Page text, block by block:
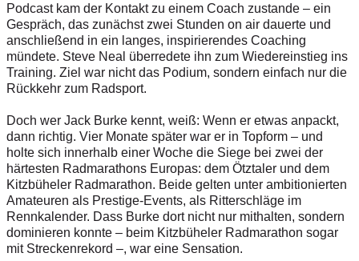
Podcast kam der Kontakt zu einem Coach zustande – ein
Gespräch, das zunächst zwei Stunden on air dauerte und
anschließend in ein langes, inspirierendes Coaching
mündete. Steve Neal überredete ihn zum Wiedereinstieg ins
Training. Ziel war nicht das Podium, sondern einfach nur die
Rückkehr zum Radsport.
Doch wer Jack Burke kennt, weiß: Wenn er etwas anpackt,
dann richtig. Vier Monate später war er in Topform – und
holte sich innerhalb einer Woche die Siege bei zwei der
härtesten Radmarathons Europas: dem Ötztaler und dem
Kitzbüheler Radmarathon. Beide gelten unter ambitionierten
Amateuren als Prestige-Events, als Ritterschläge im
Rennkalender. Dass Burke dort nicht nur mithalten, sondern
dominieren konnte – beim Kitzbüheler Radmarathon sogar
mit Streckenrekord –, war eine Sensation.